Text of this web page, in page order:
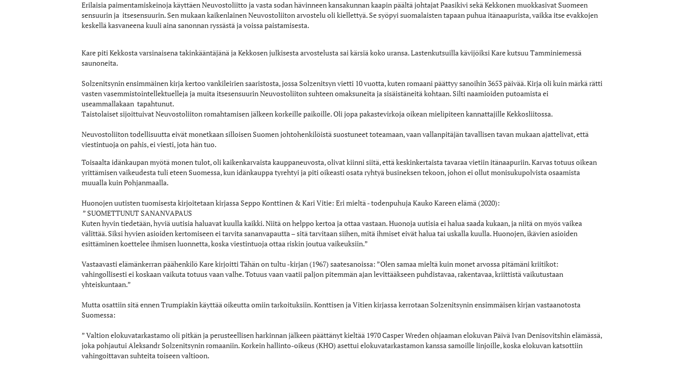
Erilaisia paimentamiskeinoja käyttäen Neuvostoliitto ja vasta sodan hävinneen kansakunnan kaapin päältä johtajat Paasikivi sekä Kekkonen muokkasivat Suomeen
sensuurin ja itsesensuurin. Sen mukaan kaikenlainen Neuvostoliiton arvostelu oli kiellettyä. Se syöpyi suomalaisten tapaan puhua itänaapurista, vaikka itse evakkojen
keskellä kasvaneena kuuli aina sanonnan ryssästä ja voissa paistamisesta.
Kare piti Kekkosta varsinaisena takinkääntäjänä ja Kekkosen julkisesta arvostelusta sai kärsiä koko uransa. Lastenkutsuilla kävijöiksi Kare kutsuu Tamminiemessä
saunoneita.
Solzenitsynin ensimmäinen kirja kertoo vankileirien saaristosta, jossa Solzenitsyn vietti 10 vuotta, kuten romaani päättyy sanoihin 3653 päivää. Kirja oli kuin märkä rätti
vasten vasemmistointellektuelleja ja muita itsesensuurin Neuvostoliiton suhteen omaksuneita ja sisäistäneitä kohtaan. Silti naamioiden putoamista ei
useammallakaan tapahtunut.
Taistolaiset sijoittuivat Neuvostoliiton romahtamisen jälkeen korkeille paikoille. Oli jopa pakastevirkoja oikean mielipiteen kannattajille Kekkosliitossa.
Neuvostoliiton todellisuutta eivät monetkaan silloisen Suomen johtohenkilöistä suostuneet toteamaan, vaan vallanpitäjän tavallisen tavan mukaan ajattelivat, että
viestintuoja on pahis, ei viesti, jota hän tuo.
Toisaalta idänkaupan myötä monen tulot, oli kaikenkarvaista kauppaneuvosta, olivat kiinni siitä, että keskinkertaista tavaraa vietiin itänaapuriin. Karvas totuus oikean
yrittämisen vaikeudesta tuli eteen Suomessa, kun idänkauppa tyrehtyi ja piti oikeasti osata ryhtyä busineksen tekoon, johon ei ollut monisukupolvista osaamista
muualla kuin Pohjanmaalla.
Huonojen uutisten tuomisesta kirjoitetaan kirjassa Seppo Konttinen & Kari Vitie: Eri mieltä - todenpuhuja Kauko Kareen elämä (2020):
” SUOMETTUNUT SANANVAPAUS
Kuten hyvin tiedetään, hyviä uutisia haluavat kuulla kaikki. Niitä on helppo kertoa ja ottaa vastaan. Huonoja uutisia ei halua saada kukaan, ja niitä on myös vaikea
välittää. Siksi hyvien asioiden kertomiseen ei tarvita sananvapautta – sitä tarvitaan siihen, mitä ihmiset eivät halua tai uskalla kuulla. Huonojen, ikävien asioiden
esittäminen koettelee ihmisen luonnetta, koska viestintuoja ottaa riskin joutua vaikeuksiin.”
Vastaavasti elämänkerran päähenkilö Kare kirjoitti Tähän on tultu -kirjan (1967) saatesanoissa: ”Olen samaa mieltä kuin monet arvossa pitämäni kriitikot:
vahingollisesti ei koskaan vaikuta totuus vaan valhe. Totuus vaan vaatii paljon pitemmän ajan levittääkseen puhdistavaa, rakentavaa, kriittistä vaikutustaan
yhteiskuntaan.”
Mutta osattiin sitä ennen Trumpiakin käyttää oikeutta omiin tarkoituksiin. Konttisen ja Vitien kirjassa kerrotaan Solzenitsynin ensimmäisen kirjan vastaanotosta
Suomessa:
” Valtion elokuvatarkastamo oli pitkän ja perusteellisen harkinnan jälkeen päättänyt kieltää 1970 Casper Wreden ohjaaman elokuvan Päivä Ivan Denisovitshin elämässä,
joka pohjautui Aleksandr Solzenitsynin romaaniin. Korkein hallinto-oikeus (KHO) asettui elokuvatarkastamon kanssa samoille linjoille, koska elokuvan katsottiin
vahingoittavan suhteita toiseen valtioon.